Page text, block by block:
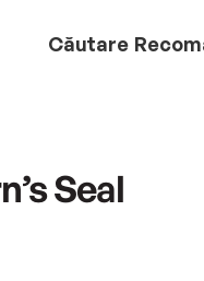
Căutare
Seal